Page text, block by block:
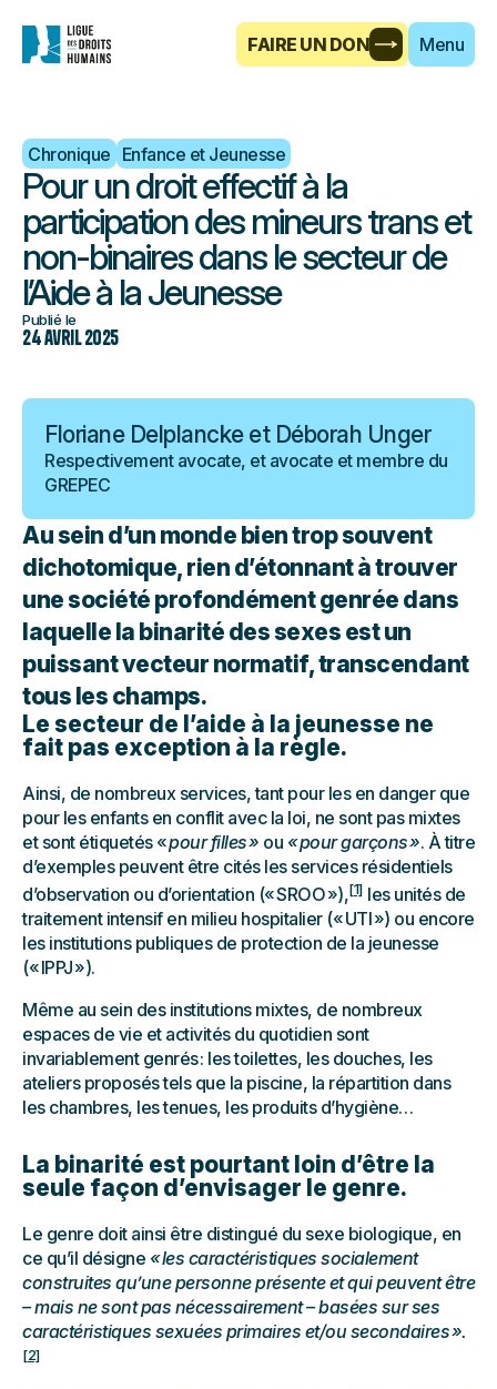
FAIRE UN DON Menu
Chronique Enfance et Jeunesse
Pour un droit effectif à la
participation des mineurs trans et
non-binaires dans le secteur de
l’Aide à la Jeunesse
Publié le
24 avril 2025
Floriane Delplancke et Déborah Unger
Respectivement avocate, et avocate et membre du
GREPEC
Au sein d’un monde bien trop souvent
dichotomique, rien d’étonnant à trouver
une société profondément genrée dans
laquelle la binarité des sexes est un
puissant vecteur normatif, transcendant
tous les champs.
Le secteur de l’aide à la jeunesse ne
fait pas exception à la règle.
Ainsi, de nombreux services, tant pour les en danger que
pour les enfants en conflit avec la loi, ne sont pas mixtes
et sont étiquetés «pour filles » ou « pour garçons ». À titre
d’exemples peuvent être cités les services résidentiels
d’observation ou d’orientation (« SROO »),[1] les unités de
traitement intensif en milieu hospitalier (« UTI ») ou encore
les institutions publiques de protection de la jeunesse
(« IPPJ »).
Même au sein des institutions mixtes, de nombreux
espaces de vie et activités du quotidien sont
invariablement genrés : les toilettes, les douches, les
ateliers proposés tels que la piscine, la répartition dans
les chambres, les tenues, les produits d’hygiène…
La binarité est pourtant loin d’être la
seule façon d’envisager le genre.
Le genre doit ainsi être distingué du sexe biologique, en
ce qu’il désigne « les caractéristiques socialement
construites qu’une personne présente et qui peuvent être
– mais ne sont pas nécessairement – basées sur ses
caractéristiques sexuées primaires et/ou secondaires ».
[2]